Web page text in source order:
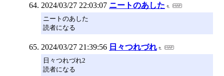
2024/03/27 22:03:07 ニートのあした
ニートのあした
読者になる
2024/03/27 21:39:56 日々つれづれ
日々つれづれ2
読者になる